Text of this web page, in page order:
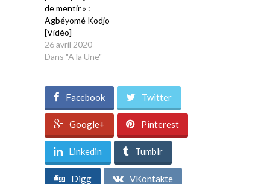
de mentir » :
Agbéyomé Kodjo
[Vidéo]
26 avril 2020
Dans "A la Une"
Facebook Twitter
Google+ Pinterest
Linkedin Tumblr
Digg VKontakte